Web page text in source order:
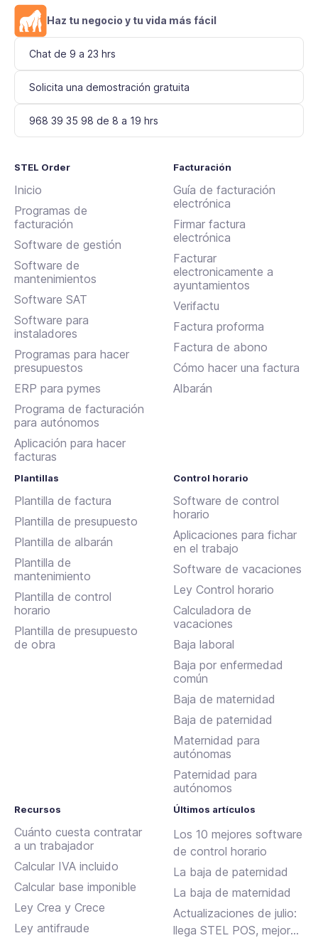
Haz tu negocio y tu vida más fácil
Chat de 9 a 23 hrs
Solicita una demostración gratuita
968 39 35 98 de 8 a 19 hrs
STEL Order
Inicio
Programas de
facturación
Software de gestión
Software de
mantenimientos
Software SAT
Software para
instaladores
Programas para hacer
presupuestos
ERP para pymes
Programa de facturación
para autónomos
Aplicación para hacer
facturas
Facturación
Guía de facturación
electrónica
Firmar factura
electrónica
Facturar
electronicamente a
ayuntamientos
Verifactu
Factura proforma
Factura de abono
Cómo hacer una factura
Albarán
Plantillas
Plantilla de factura
Plantilla de presupuesto
Plantilla de albarán
Plantilla de
mantenimiento
Plantilla de control
horario
Plantilla de presupuesto
de obra
Control horario
Software de control
horario
Aplicaciones para fichar
en el trabajo
Software de vacaciones
Ley Control horario
Calculadora de
vacaciones
Baja laboral
Baja por enfermedad
común
Baja de maternidad
Baja de paternidad
Maternidad para
autónomas
Paternidad para
autónomos
Recursos
Cuánto cuesta contratar
a un trabajador
Calcular IVA incluido
Calcular base imponible
Ley Crea y Crece
Ley antifraude
Últimos artículos
Los 10 mejores software
de control horario
La baja de paternidad
La baja de maternidad
Actualizaciones de julio:
llega STEL POS, mejoras